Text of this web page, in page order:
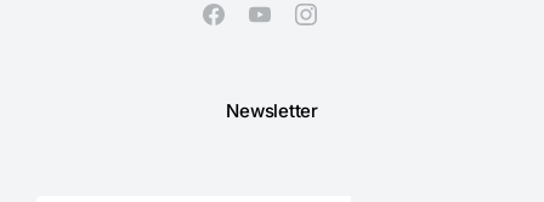
Newsletter